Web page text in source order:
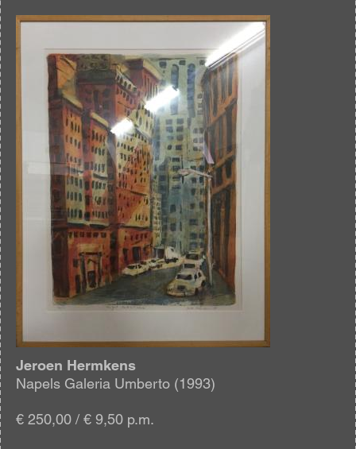
Afbeelding
Jeroen Hermkens
Napels Galeria Umberto (1993)
€ 250,00 / € 9,50 p.m.